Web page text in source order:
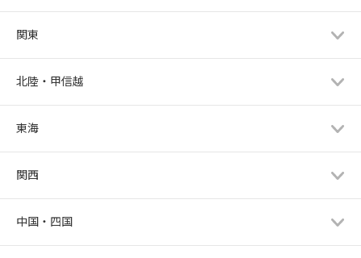
関東
北陸・甲信越
東海
関西
中国・四国